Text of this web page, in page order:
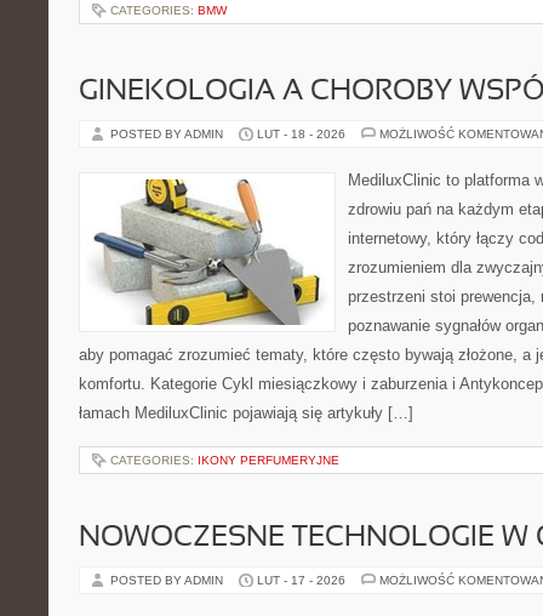
CATEGORIES: BMW
GINEKOLOGIA A CHOROBY
POSTED BY ADMIN LUT - 18 - 2026 MOŻLIWOŚĆ
MediluxClinic to platforma
zdrowiu pań na każdym
internetowy, który łączy
zrozumieniem dla
przestrzeni stoi prewencja,
poznawanie sygnałów
aby pomagać zrozumieć tematy, które często bywają złożone, a
komfortu. Kategorie Cykl miesiączkowy i zaburzenia i
łamach MediluxClinic pojawiają się artykuły […]
CATEGORIES: IKONY PERFUMERYJNE
NOWOCZESNE TECHNOLOGIE W
POSTED BY ADMIN LUT - 17 - 2026 MOŻLIWOŚĆ